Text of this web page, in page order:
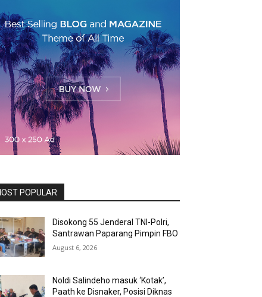
POPULAR
Disokong 55 Jenderal TNI-Polri,
Santrawan Paparang Pimpin FBO
August 6, 2026
Noldi Salindeho masuk ‘Kotak’,
Paath ke Disnaker, Posisi Diknas